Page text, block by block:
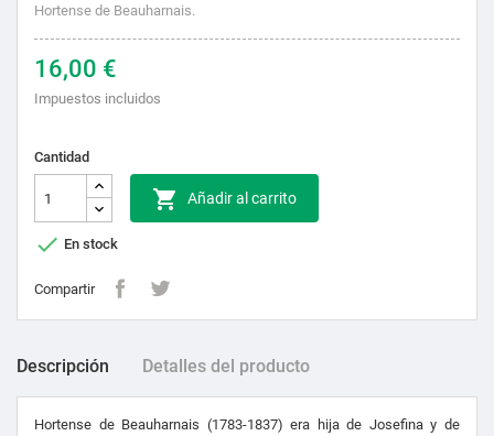
Hortense de Beauharnais.
16,00 €
Impuestos incluidos
Cantidad
 Añadir al carrito
 En stock
Compartir
Descripción Detalles del producto
Hortense de Beauharnais (1783-1837) era hija de Josefina y de